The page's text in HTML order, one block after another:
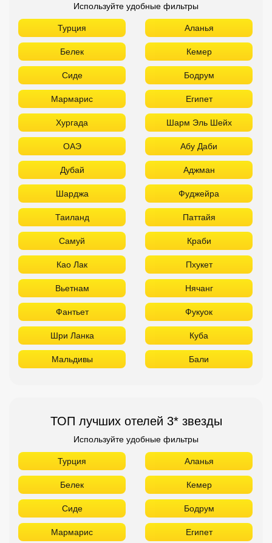
Используйте удобные фильтры
Турция Аланья
Белек Кемер
Сиде Бодрум
Мармарис Египет
Хургада Шарм Эль Шейх
ОАЭ Абу Даби
Дубай Аджман
Шарджа Фуджейра
Таиланд Паттайя
Самуй Краби
Као Лак Пхукет
Вьетнам Нячанг
Фантьет Фукуок
Шри Ланка Куба
Мальдивы Бали
ТОП лучших отелей 3* звезды
Используйте удобные фильтры
Турция Аланья
Белек Кемер
Сиде Бодрум
Мармарис Египет